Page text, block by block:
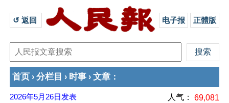
↺ 返回 电子报 正體版
首页 › 分栏目 › 时事 › 文章 ：
2026年5月26日 发表 人气： 69,081